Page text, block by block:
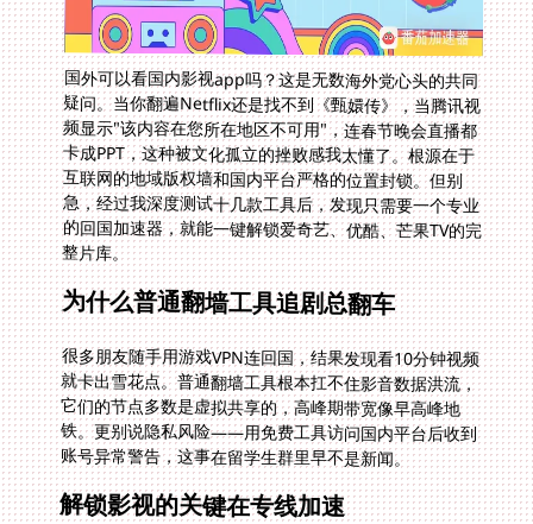
国外可以看国内影视app吗？这是无数海外党心头的共同
疑问。当你翻遍Netflix还是找不到《甄嬛传》，当腾讯视
频显示"该内容在您所在地区不可用"，连春节晚会直播都
卡成PPT，这种被文化孤立的挫败感我太懂了。根源在于
互联网的地域版权墙和国内平台严格的位置封锁。但别
急，经过我深度测试十几款工具后，发现只需要一个专业
的回国加速器，就能一键解锁爱奇艺、优酷、芒果TV的完
整片库。
为什么普通翻墙工具追剧总翻车
很多朋友随手用游戏VPN连回国，结果发现看10分钟视频
就卡出雪花点。普通翻墙工具根本扛不住影音数据洪流，
它们的节点多数是虚拟共享的，高峰期带宽像早高峰地
铁。更别说隐私风险——用免费工具访问国内平台后收到
账号异常警告，这事在留学生群里早不是新闻。
解锁影视的关键在专线加速